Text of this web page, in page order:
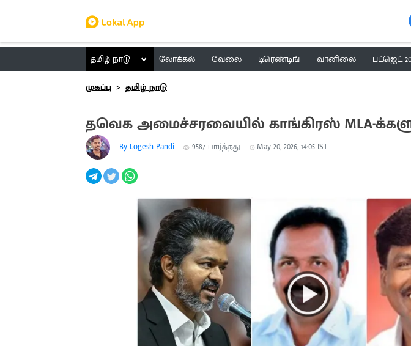
தமிழ் நாடு லோக்கல் வேலை டிரெண்டிங் வானிலை பட்ஜெட்
முகப்பு
தமிழ் நாடு
தவெக அமைச்சரவையில் காங்கிரஸ் MLA-
By Logesh Pandi 9587 பார்த்தது May 20, 2026, 14:05 IST